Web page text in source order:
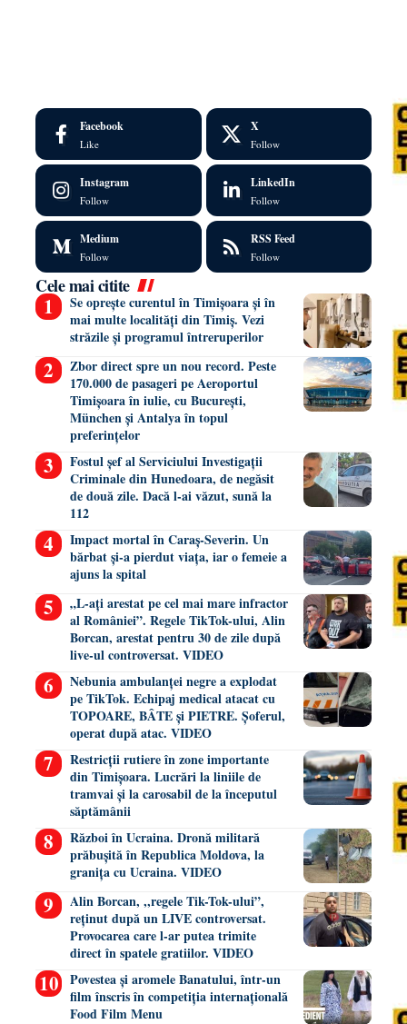
Facebook
Like
X
Follow
Instagram
Follow
LinkedIn
Follow
Medium
Follow
RSS Feed
Follow
Cele mai citite
Se oprește curentul în Timișoara și în
mai multe localități din Timiș. Vezi
străzile și programul întreruperilor
Zbor direct spre un nou record. Peste
170.000 de pasageri pe Aeroportul
Timișoara în iulie, cu București,
München și Antalya în topul
preferințelor
Fostul șef al Serviciului Investigații
Criminale din Hunedoara, de negăsit
de două zile. Dacă l-ai văzut, sună la
112
Impact mortal în Caraș-Severin. Un
bărbat și-a pierdut viața, iar o femeie a
ajuns la spital
„L-ați arestat pe cel mai mare infractor
al României”. Regele TikTok-ului, Alin
Borcan, arestat pentru 30 de zile după
live-ul controversat. VIDEO
Nebunia ambulanței negre a explodat
pe TikTok. Echipaj medical atacat cu
TOPOARE, BÂTE și PIETRE. Șoferul,
operat după atac. VIDEO
Restricții rutiere în zone importante
din Timișoara. Lucrări la liniile de
tramvai și la carosabil de la începutul
săptămânii
Război în Ucraina. Dronă militară
prăbușită în Republica Moldova, la
granița cu Ucraina. VIDEO
Alin Borcan, ,,regele Tik-Tok-ului”,
reținut după un LIVE controversat.
Provocarea care l-ar putea trimite
direct în spatele gratiilor. VIDEO
Povestea și aromele Banatului, într-un
film înscris în competiția internațională
Food Film Menu